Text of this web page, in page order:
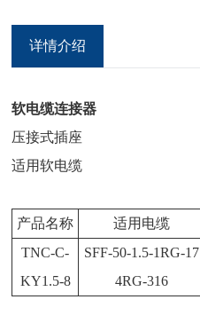
详情介绍
软电缆连接器
压接式插座
适用软电缆
产品名称 适用电缆
TNC-C-
KY1.5-8
SFF-50-1.5-1RG-17
4RG-316